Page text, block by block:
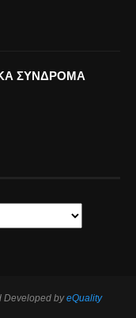
ΣΥΝΔΡΟΜΑ
Developed byeQuality